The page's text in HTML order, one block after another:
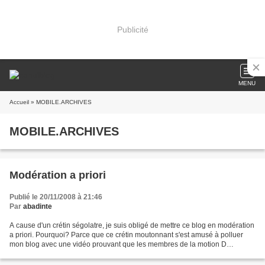
Publicité
MENU
Accueil » MOBILE.ARCHIVES
MOBILE.ARCHIVES
Modération a priori
Publié le 20/11/2008 à 21:46
Par abadinte
A cause d'un crétin ségolatre, je suis obligé de mettre ce blog en modération
a priori. Pourquoi? Parce que ce crétin moutonnant s'est amusé à polluer
mon blog avec une vidéo prouvant que les membres de la motion D